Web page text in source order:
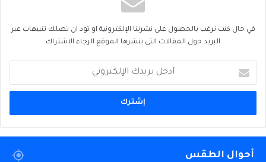
في حال كنت ترغب بالحصول على نشرتنا الإلكترونية او تود ان تصلك تنبيهات عبر
البريد حول المقالات التي ينشرها الموقع الرجاء الاشتراك
بريدك
الإلكتروني
أحوال الطقس